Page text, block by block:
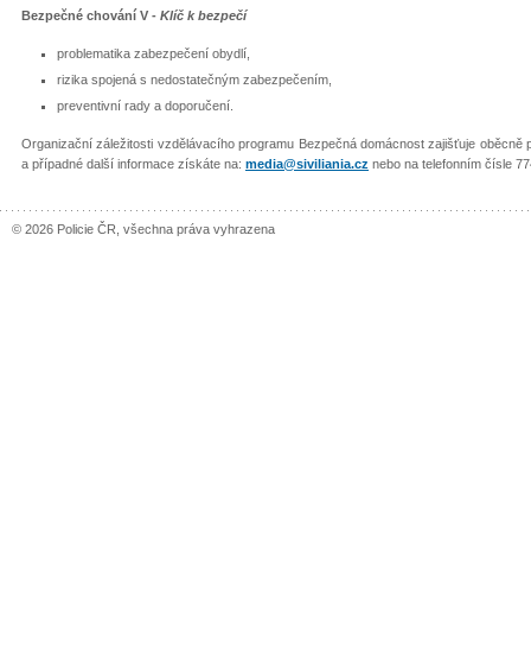
Bezpečné chování V - Klíč k bezpečí
problematika zabezpečení obydlí,
rizika spojená s nedostatečným zabezpečením,
preventivní rady a doporučení.
Organizační záležitosti vzdělávacího programu Bezpečná domácnost zajišťuje
a případné další informace získáte na: media@siviliania.cz nebo na telefonním čísle
© 2026 Policie ČR, všechna práva vyhrazena